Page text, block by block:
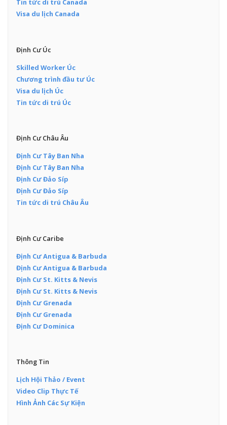
Tin tức di trú Canada
Visa du lịch Canada
Định Cư Úc
Skilled Worker Úc
Chương trình đầu tư Úc
Visa du lịch Úc
Tin tức di trú Úc
Định Cư Châu Âu
Định Cư Tây Ban Nha
Định Cư Tây Ban Nha
Định Cư Đảo Síp
Định Cư Đảo Síp
Tin tức di trú Châu Âu
Định Cư Caribe
Định Cư Antigua & Barbuda
Định Cư Antigua & Barbuda
Định Cư St. Kitts & Nevis
Định Cư St. Kitts & Nevis
Định Cư Grenada
Định Cư Grenada
Định Cư Dominica
Thông Tin
Lịch Hội Thảo / Event
Video Clip Thực Tế
Hình Ảnh Các Sự Kiện